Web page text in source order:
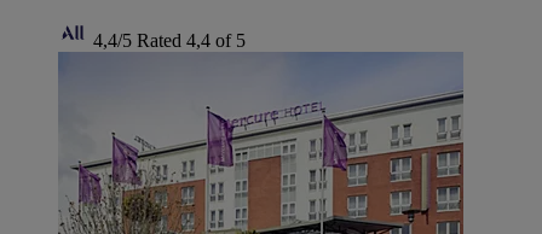
4,4/5 Rated 4,4 of 5